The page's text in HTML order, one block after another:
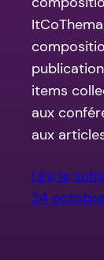
items
aux
aux
Lire la
24